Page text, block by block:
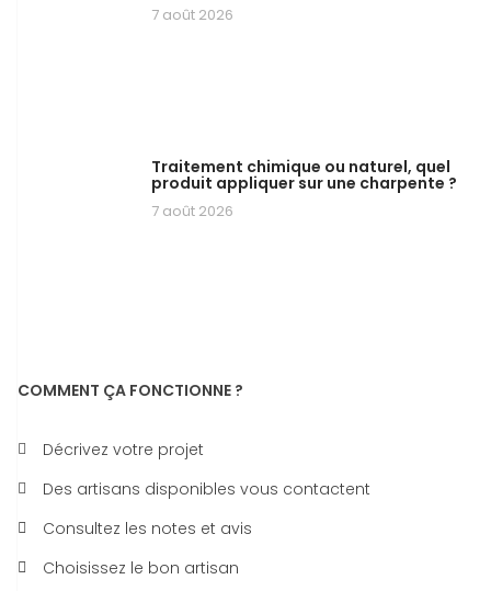
7 août 2026
Traitement chimique ou naturel, quel
produit appliquer sur une charpente ?
7 août 2026
COMMENT ÇA FONCTIONNE ?
Décrivez votre projet
Des artisans disponibles vous contactent
Consultez les notes et avis
Choisissez le bon artisan